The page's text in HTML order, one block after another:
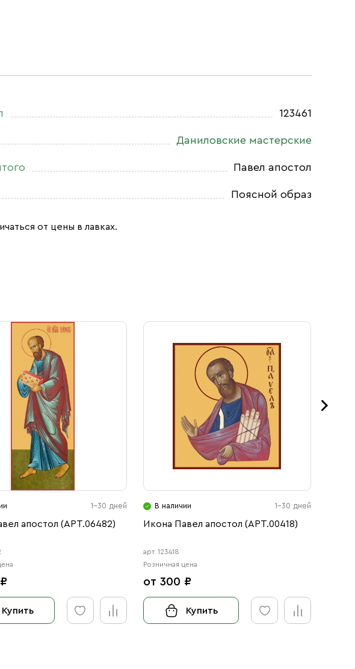
123461
Даниловские мастерские
Павел апостол
Поясной образ
от цены в лавках.
1-30 дней
апостол (АРТ.06482)
Купить
В наличии 1-30 дней
Икона Павел апостол (АРТ.00418)
арт. 123418
Розничная цена
от 300 ₽
Купить